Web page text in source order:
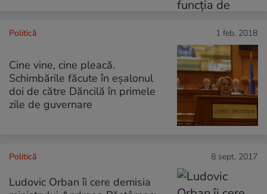
Politică 1 feb. 2018
Cine vine, cine pleacă.
Schimbările făcute în eșalonul
doi de către Dăncilă în primele
zile de guvernare
Politică 8 sept. 2017
Ludovic Orban îi cere demisia